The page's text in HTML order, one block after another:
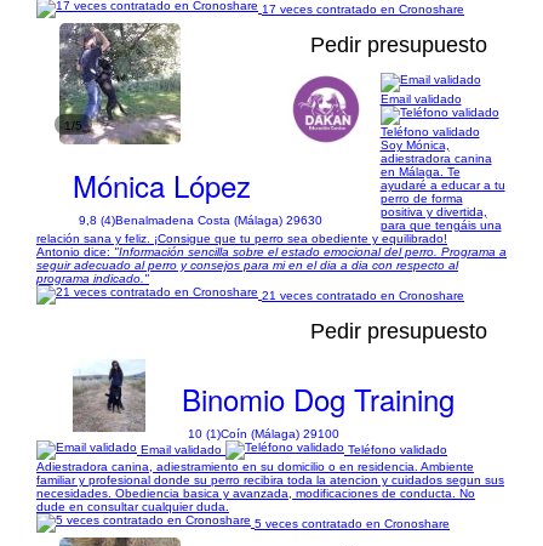
17 veces contratado en Cronoshare
1/5
Pedir presupuesto
Mónica López
9,8 (4)Benalmadena Costa (Málaga) 29630
Email validado
Teléfono validado
Soy Mónica,
adiestradora canina
en Málaga. Te
ayudaré a educar a tu
perro de forma
positiva y divertida,
para que tengáis una
relación sana y feliz. ¡Consigue que tu perro sea obediente y equilibrado!
Antonio dice: "Información sencilla sobre el estado emocional del perro. Programa a
seguir adecuado al perro y consejos para mi en el dia a dia con respecto al
programa indicado."
21 veces contratado en Cronoshare
Pedir presupuesto
Binomio Dog Training
10 (1)Coín (Málaga) 29100
Email validado
Teléfono validado
Adiestradora canina, adiestramiento en su domicilio o en residencia. Ambiente
familiar y profesional donde su perro recibira toda la atencion y cuidados segun sus
necesidades. Obediencia basica y avanzada, modificaciones de conducta. No
dude en consultar cualquier duda.
5 veces contratado en Cronoshare